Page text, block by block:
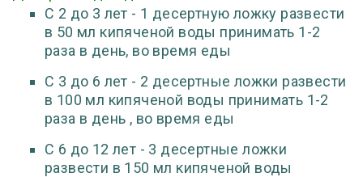
С 2 до 3 лет - 1 десертную ложку развести
в 50 мл кипяченой воды принимать 1-2
раза в день, во время еды
С 3 до 6 лет - 2 десертные ложки развести
в 100 мл кипяченой воды принимать 1-2
раза в день , во время еды
С 6 до 12 лет - 3 десертные ложки
развести в 150 мл кипяченой воды